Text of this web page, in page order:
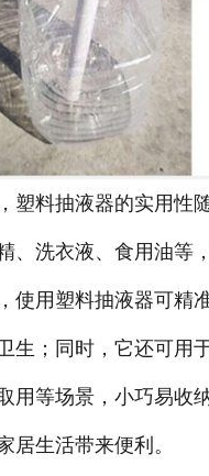
，塑料抽液器的实用性
、洗衣液、食用油等
使用塑料抽液器可精
生；同时，它还可用
用等场景，小巧易收
居生活带来便利。